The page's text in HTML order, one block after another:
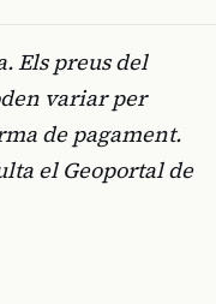
Els preus del
variar per
de pagament.
el Geoportal de